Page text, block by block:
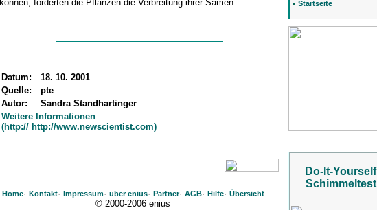
können, förderten die Pflanzen die Verbreitung ihrer Samen.
Datum:
18. 10. 2001
Quelle:
pte
Autor:
Sandra Standhartinger
Weitere Informationen
(http:// http://www.newscientist.com)
Home· Kontakt· Impressum· über enius· Partner· AGB· Hilfe· Übersicht
© 2000-2006 enius
Startseite
Do-It-Yourself
Schimmeltest